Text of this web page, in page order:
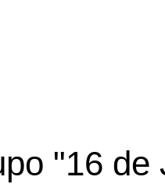
"16 de